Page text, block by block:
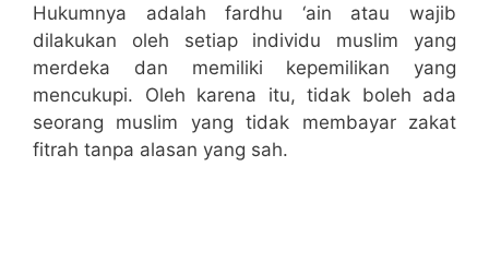
Hukumnya adalah fardhu ‘ain atau wajib
dilakukan oleh setiap individu muslim yang
merdeka dan memiliki kepemilikan yang
mencukupi. Oleh karena itu, tidak boleh ada
seorang muslim yang tidak membayar zakat
fitrah tanpa alasan yang sah.